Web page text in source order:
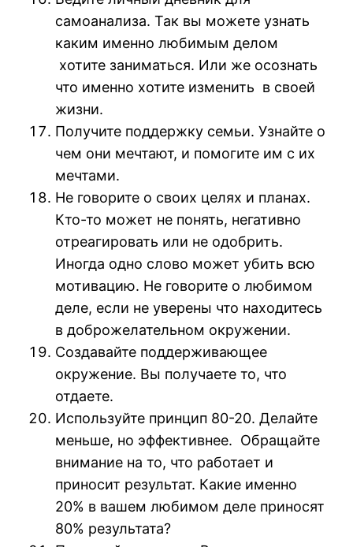
самоанализа. Так вы можете узнать
каким именно любимым делом
хотите заниматься. Или же осознать
что именно хотите изменить в своей
жизни.
Получите поддержку семьи. Узнайте о
чем они мечтают, и помогите им с их
мечтами.
Не говорите о своих целях и планах.
Кто-то может не понять, негативно
отреагировать или не одобрить.
Иногда одно слово может убить всю
мотивацию. Не говорите о любимом
деле, если не уверены что находитесь
в доброжелательном окружении.
Создавайте поддерживающее
окружение. Вы получаете то, что
отдаете.
Используйте принцип 80-20. Делайте
меньше, но эффективнее. Обращайте
внимание на то, что работает и
приносит результат. Какие именно
20% в вашем любимом деле приносят
80% результата?